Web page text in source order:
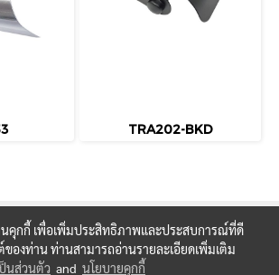
TRA202-BKD
นคุกกี้ เพื่อเพิ่มประสิทธิภาพและประสบการณ์ที่ดี
ของท่าน ท่านสามารถอ่านรายละเอียดเพิ่มเติม
นส่วนตัว and นโยบายคุกกี้